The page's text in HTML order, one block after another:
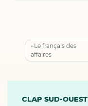
Navigation
de
Le français des
affaires
CLAP SUD-OUEST